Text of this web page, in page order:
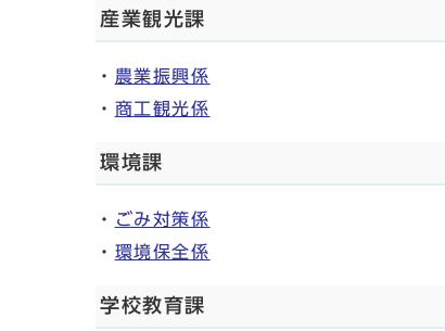
産業観光課
・ 農業振興係
・ 商工観光係
環境課
・
ごみ対策係
・ 環境保全係
学校教育課